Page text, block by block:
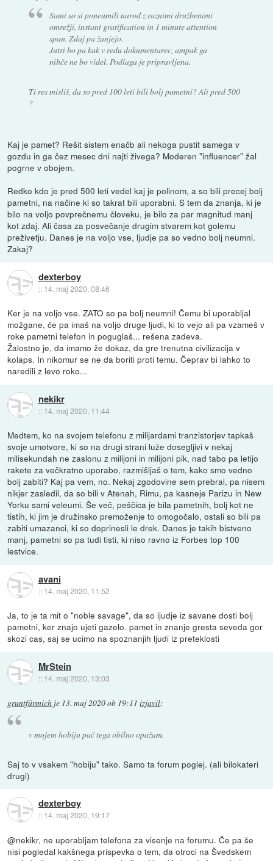
Sami so si poneumili narod z raznimi družbenimi
omrežji, instant gratification in 1 minute attention
span. Zdaj pa žanjejo.
Jutri bo pa kak v redu dokumentarec, ampak ga
nihče ne bo videl. Podlaga je pripravljena.
Ti res misliš, da so pred 100 leti bili bolj pametni? Ali pred 500
?
Kaj je pamet? Rešit sistem enačb ali nekoga pustit samega v
gozdu in ga čez mesec dni najti živega? Moderen "influencer" žal
pogrne v obojem.
Redko kdo je pred 500 leti vedel kaj je polinom, a so bili precej bolj
pametni, na načine ki so takrat bili uporabni. S tem da znanja, ki je
bilo na voljo povprečnemu človeku, je bilo za par magnitud manj
kot zdaj. Ali časa za posvečanje drugim stvarem kot golemu
preživetju. Danes je na voljo vse, ljudje pa so vedno bolj neumni.
Zakaj?
dexterboy
:: 14. maj 2020, 08:46
Ker je na voljo vse. ZATO so pa bolj neumni! Čemu bi uporabljal
možgane, če pa imaš na voljo druge ljudi, ki to vejo ali pa vzameš v
roke pametni telefon in poguglaš... rešena zadeva.
Žalostno je, da imamo že dokaz, da gre trenutna civilizacija v
kolaps. In nikomur se ne da boriti proti temu. Čeprav bi lahko to
naredili z levo roko...
nekikr
:: 14. maj 2020, 11:44
Medtem, ko na svojem telefonu z milijardami tranzistorjev tapkaš
svoje umotvore, ki so na drugi strani luže dosegljivi v nekaj
milisekundah ne zaslonu z milijoni in milijoni pik, nad tabo pa letijo
rakete za večkratno uporabo, razmišljaš o tem, kako smo vedno
bolj zabiti? Kaj pa vem, no. Nekaj zgodovine sem prebral, pa nisem
nikjer zasledil, da so bili v Atenah, Rimu, pa kasneje Parizu in New
Yorku sami veleumi. Še več, peščica je bila pametnih, bolj kot ne
tistih, ki jim je družinsko premoženje to omogočalo, ostali so bili pa
zabiti umazanci, ki so doprinesli le drek. Danes je takih bistveno
manj, pametni so pa tudi tisti, ki niso ravno iz Forbes top 100
lestvice.
avani
:: 14. maj 2020, 11:52
Ja, to je ta mit o "noble savage", da so ljudje iz savane dosti bolj
pametni, ker znajo ujeti gazelo. pamet in znanje gresta seveda gor
skozi cas, saj se ucimo na spoznanjih ljudi iz preteklosti
MrStein
:: 14. maj 2020, 13:03
gruntfürmich je 13. maj 2020 ob 19:11 izjavil:
v mojem hobiju pač tega obilno opažam.
Saj to v vsakem "hobiju" tako. Samo ta forum poglej. (ali bilokateri
drugi)
dexterboy
:: 14. maj 2020, 19:17
@nekikr, ne uporabljam telefona za visenje na forumu. Če pa še
nisi pogledal kakšnega prispevka o tem, da otroci na Švedskem